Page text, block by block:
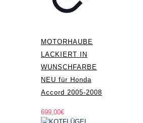
MOTORHAUBE
LACKIERT IN
WUNSCHFARBE
NEU für Honda
Accord 2005-2008
699,00€